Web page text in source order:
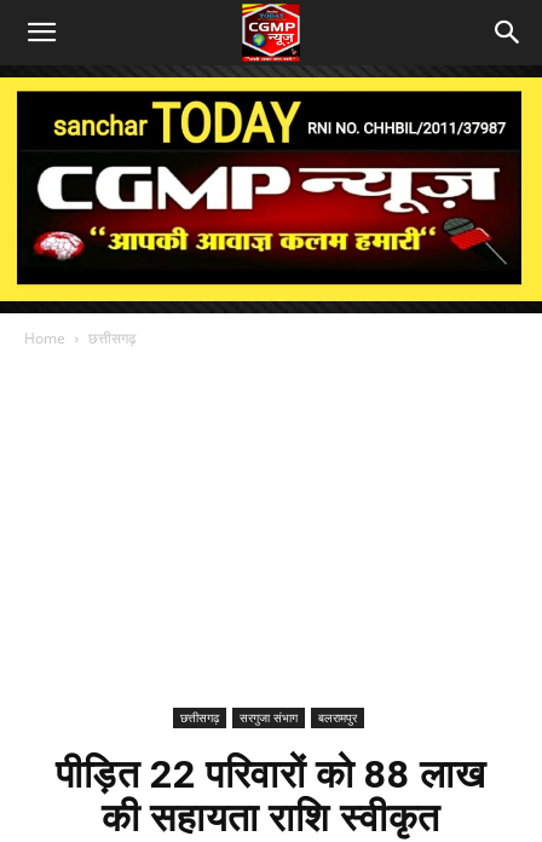
Home छत्तीसगढ़
छत्तीसगढ़ सरगुजा संभाग बलरामपुर
पीड़ित 22 परिवारों को 88 लाख
की सहायता राशि स्वीकृत